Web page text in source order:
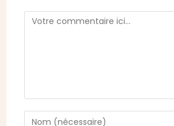
Comment
Enter